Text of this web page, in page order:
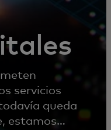
servicios
queda
estamos